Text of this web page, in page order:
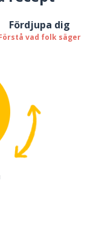
Fördjupa dig
vad folk säger